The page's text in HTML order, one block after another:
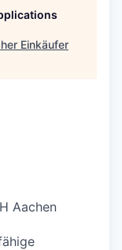
Einkäufer
Aachen